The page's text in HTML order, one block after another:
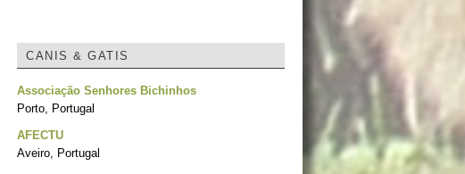
CANIS & GATIS
Associação Senhores Bichinhos
Porto, Portugal
AFECTU
Aveiro, Portugal